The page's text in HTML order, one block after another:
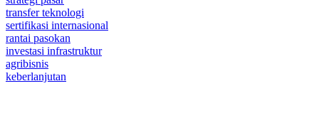
transfer teknologi
sertifikasi internasional
rantai pasokan
investasi infrastruktur
agribisnis
keberlanjutan